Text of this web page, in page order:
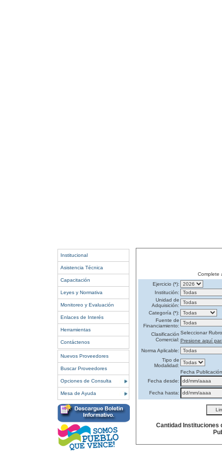
Institucional
Asistencia Técnica
Capacitación
Leyes y Normativa
Monitoreo y Evaluación
Enlaces de Interés
Herramientas
Contáctenos
Nuevos Proveedores
Buscar Proveedores
Opciones de Consulta
Mesa de Ayuda
Complete
Ejercicio (*):
Institución:
Unidad de
Adquisición:
Categoría (*):
Fuente de
Financiamiento:
Clasificación
Comercial:
Seleccionar Rubro
Presione aquí
Norma Aplicable:
Tipo de
Modalidad:
Fecha Publicación
Fecha desde:
Fecha hasta:
Cantidad Instituciones